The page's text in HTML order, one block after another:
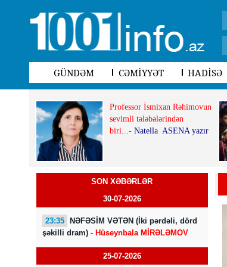
GÜNDƏM CƏMİYYƏT HADİSƏ
Professor İsmixan Rəhimovun
sevimli tələbələrindən
biri...- Natella ASENA yazır
SON XƏBƏRLƏR
30-07-2026
23:35
NƏFƏSİM VƏTƏN (İki pərdəli, dörd
şəkilli dram) - Hüseynbala MİRƏLƏMOV
25-07-2026